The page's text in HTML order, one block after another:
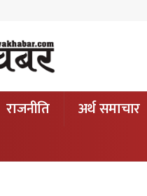
राजनीति अर्थ समाचार